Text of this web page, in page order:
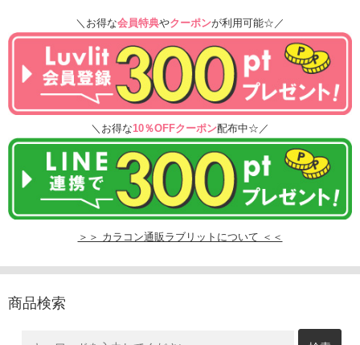
＼お得な会員特典やクーポンが利用可能☆／
＼お得な10％OFFクーポン配布中☆／
＞＞ カラコン通販ラブリットについて ＜＜
商品検索